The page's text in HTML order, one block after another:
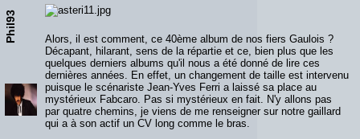
Phil93
Alors, il est comment, ce 40ème album de nos fiers Gaulois ?
Décapant, hilarant, sens de la répartie et ce, bien plus que les
quelques derniers albums qu'il nous a été donné de lire ces
dernières années. En effet, un changement de taille est intervenu
puisque le scénariste Jean-Yves Ferri a laissé sa place au
mystérieux Fabcaro. Pas si mystérieux en fait. N'y allons pas
par quatre chemins, je viens de me renseigner sur notre gaillard
qui a à son actif un CV long comme le bras.